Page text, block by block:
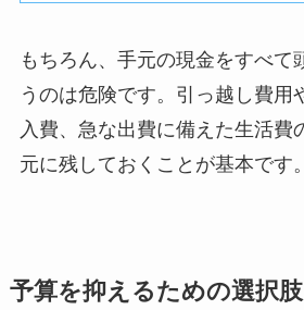
もちろん、手元の現金をすべて
うのは危険です。引っ越し費用
入費、急な出費に備えた生活費
元に残しておくことが基本です。
予算を抑えるための選択